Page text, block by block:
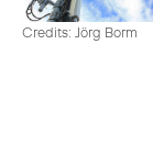
Credits: Jörg Borm